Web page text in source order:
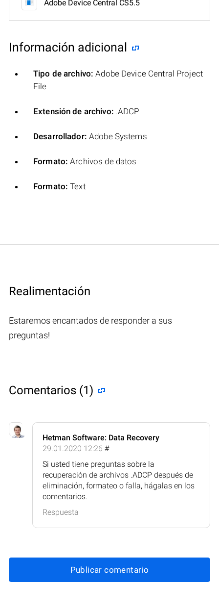
Adobe Device Central CS5.5
Información adicional
Tipo de archivo: Adobe Device Central Project
File
Extensión de archivo: .ADCP
Desarrollador: Adobe Systems
Formato: Archivos de datos
Formato: Text
Realimentación
Estaremos encantados de responder a sus
preguntas!
Comentarios (1)
Hetman Software: Data Recovery
29.01.2020 12:26 #
Si usted tiene preguntas sobre la
recuperación de archivos .ADCP después de
eliminación, formateo o falla, hágalas en los
comentarios.
Respuesta
Publicar comentario